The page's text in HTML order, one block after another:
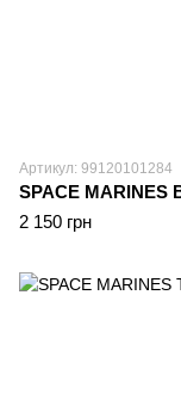
Артикул: 99120101284
SPACE MARINES
2 150 грн